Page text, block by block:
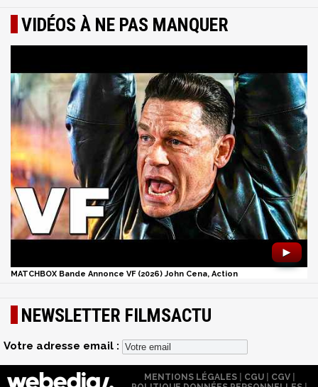
VIDÉOS À NE PAS MANQUER
►
MATCHBOX Bande Annonce VF (2026) John Cena, Action
NEWSLETTER FILMSACTU
Votre adresse email :
MENTIONS LÉGALES| CGU| CGV|